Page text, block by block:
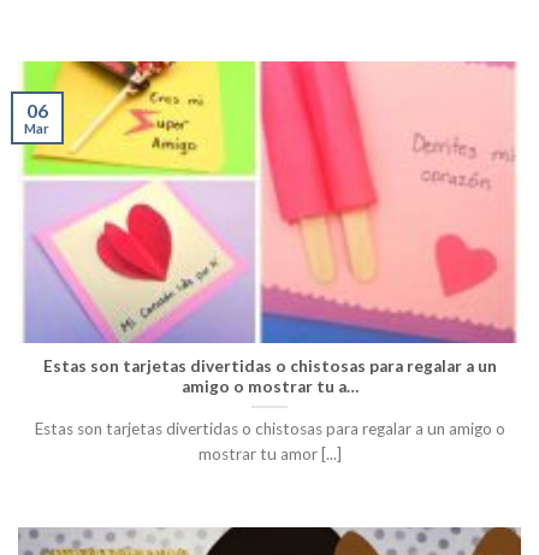
Estas son tarjetas divertidas o chistosas para regalar a un
amigo o mostrar tu a…
Estas son tarjetas divertidas o chistosas para regalar a un amigo o
mostrar tu amor [...]
06
Mar